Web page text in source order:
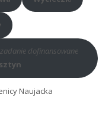
zadanie dofinansowane
Naujacka